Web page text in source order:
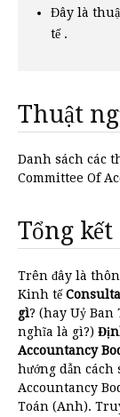
Đây là
tế .
Thuật
Danh sách các
Committee Of
Tổng kết
Trên đây là
Kinh tế
gì? (hay Uỷ Ban
nghĩa là gì?)
Accountancy
hướng dẫn cách
Accountancy
Toán (Anh).